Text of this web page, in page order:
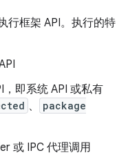
行框架 API。执行的特
即系统 API 或私有
、
package
或 IPC 代理调用